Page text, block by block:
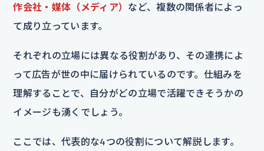
作会社・媒体（メディア） など、複数の関係者によっ
て成り立っています。
それぞれの立場には異なる役割があり、その連携によ
って広告が世の中に届けられているのです。仕組みを
理解することで、自分がどの立場で活躍できそうかの
イメージも湧くでしょう。
ここでは、代表的な4つの役割について解説します。